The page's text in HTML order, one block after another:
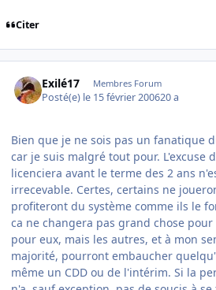
Citer
Exilé17 Membres Forum
Posté(e) le 15 février 200620 a
Bien que je ne sois pas un fanatique
car je suis malgré tout pour. L'excuse
licenciera avant le terme des 2 ans
irrecevable. Certes, certains ne
profiteront du système comme ils le
ca ne changera pas grand chose
pour eux, mais les autres, et à mon
majorité, pourront embaucher
même un CDD ou de l'intérim. Si la